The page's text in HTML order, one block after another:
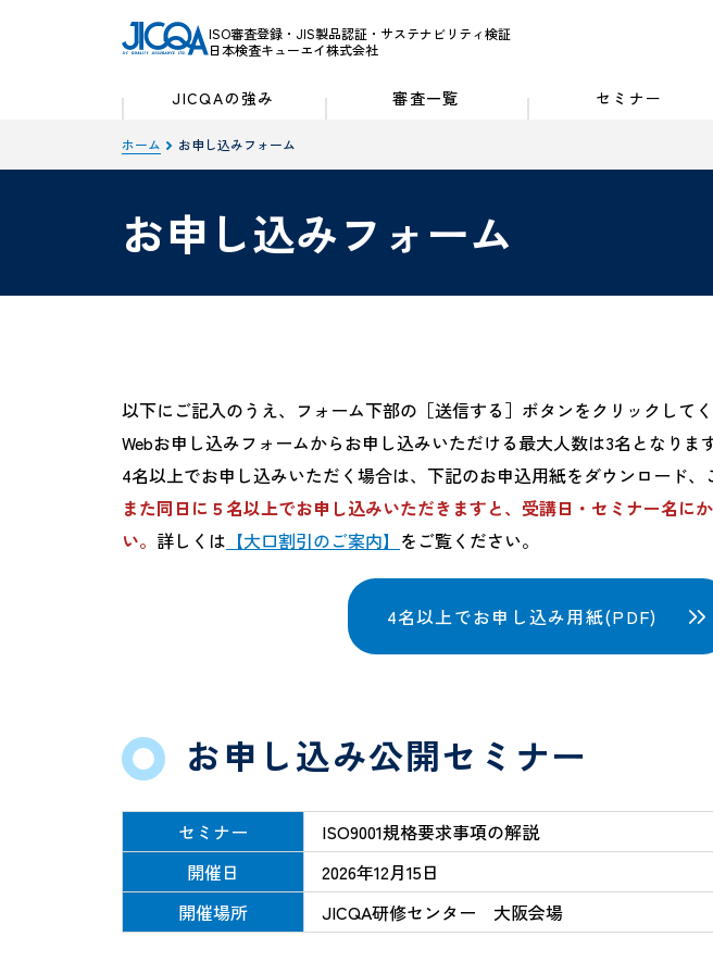
ISO審査登録・JIS製品認証・ サステナビリティ検証
日本検査キューエイ株式会社
JICQAの強み 審査一覧 セミナー
ホーム お申し込みフォーム
お申し込みフォーム
以下にご記入のうえ、フォーム下部の［送信する］ボタンをクリックしてく
Webお申し込みフォームからお申し込みいただける最大人数は3名となります
4名以上でお申し込みいただく場合は、下記のお申込用紙をダウンロード、
また同日に５名以上でお申し込みいただきますと、受講日・セミナー名
い。 詳しくは 【大口割引のご案内】 をご覧ください。
4名以上でお申し込み用紙(PDF)
お申し込み公開セミナー
セミナー
ISO9001規格要求事項の解説
開催日
2026年12月15日
開催場所
JICQA研修センター 大阪会場